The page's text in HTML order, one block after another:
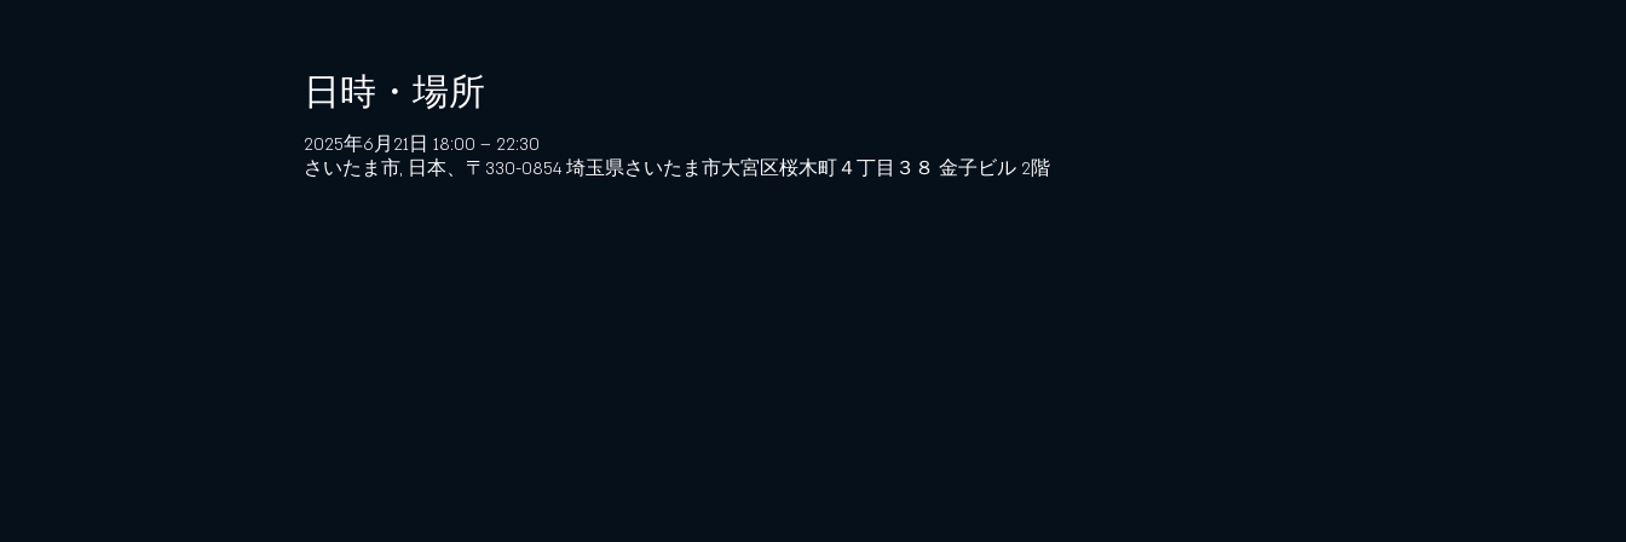
日時・場所
2025年6月21日 18:00 – 22:30
さいたま市, 日本、〒330-0854 埼玉県さいたま市大宮区桜木町４丁目３８ 金子ビル 2階